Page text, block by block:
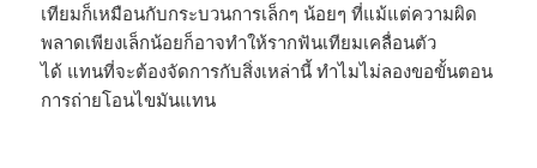
เทียมก็เหมือนกับกระบวนการเล็กๆ น้อยๆ ที่แม้แต่ความผิด
พลาดเพียงเล็กน้อยก็อาจทำให้รากฟันเทียมเคลื่อนตัว
ได้ แทนที่จะต้องจัดการกับสิ่งเหล่านี้ ทำไมไม่ลองขอขั้นตอน
การถ่ายโอนไขมันแทน